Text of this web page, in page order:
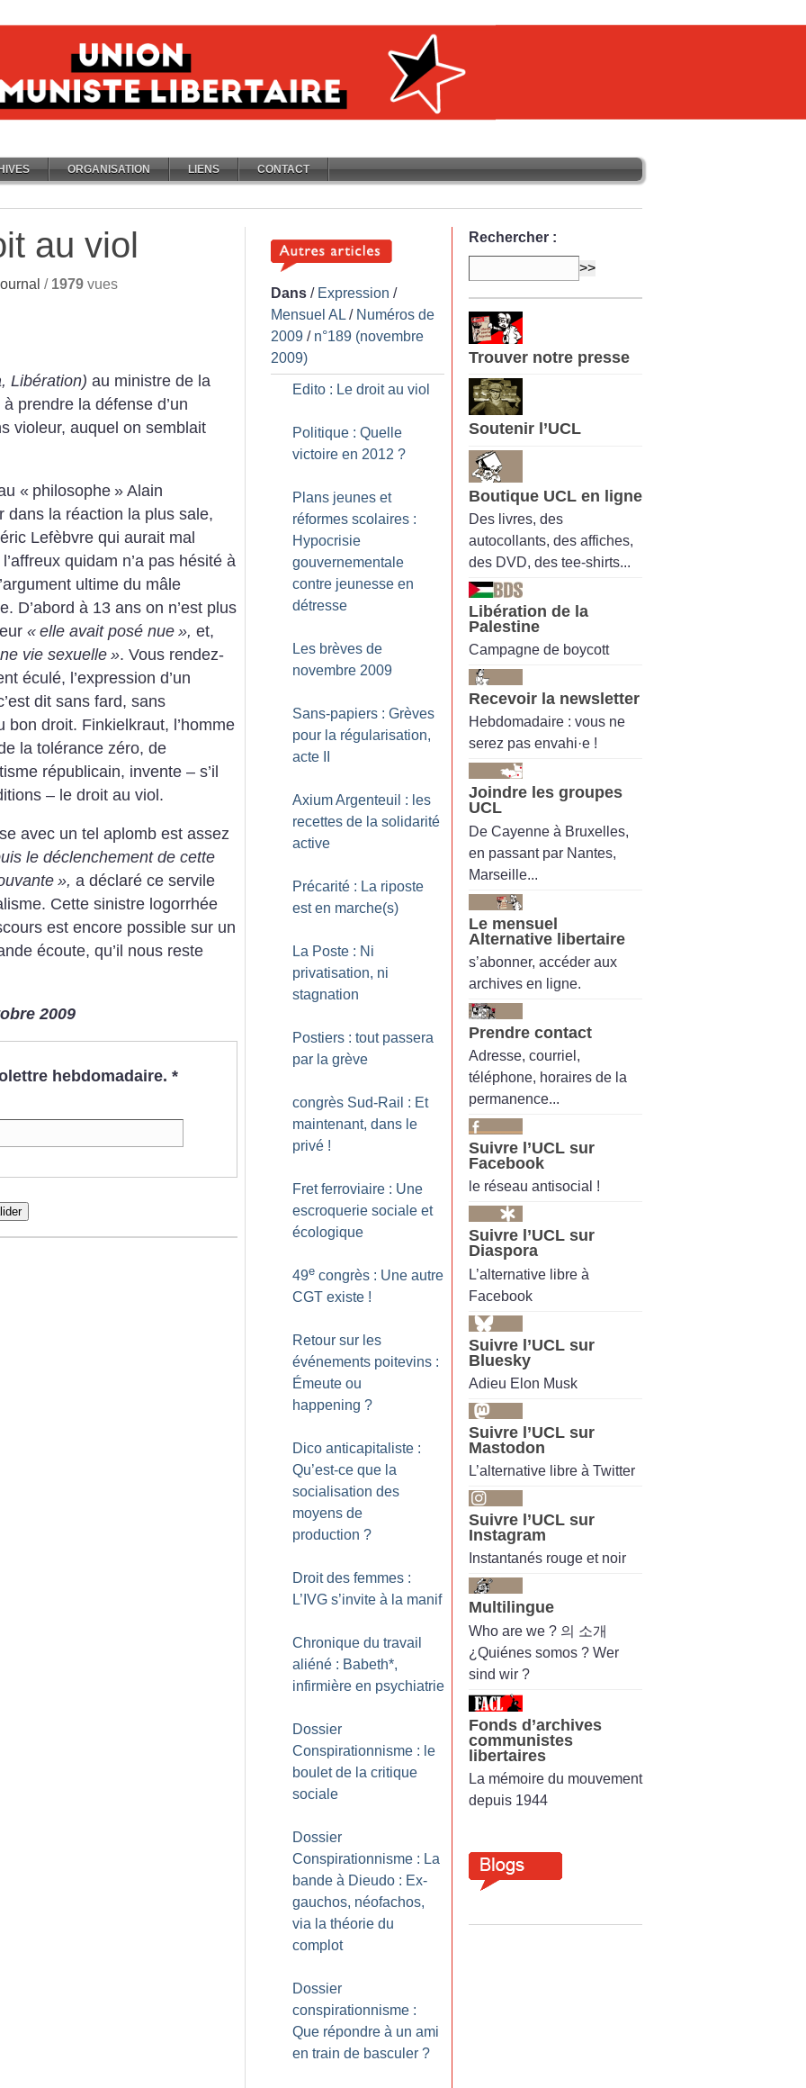
ORGANISATION LIENS CONTACT
au viol
/ 1979 vues
Libération) au ministre de la
prendre la défense d’un
violeur, auquel on semblait
« philosophe » Alain
dans la réaction la plus sale,
Lefèbvre qui aurait mal
quidam n’a pas hésité à
ultime du mâle
D’abord à 13 ans on n’est plus
« elle avait posé nue », et,
vie sexuelle ». Vous rendez-
éculé, l’expression d’un
dit sans fard, sans
bon droit. Finkielkraut, l’homme
la tolérance zéro, de
républicain, invente – s’il
– le droit au viol.
avec un tel aplomb est assez
le déclenchement de cette
», a déclaré ce servile
Cette sinistre logorrhée
est encore possible sur un
écoute, qu’il nous reste
2009
hebdomadaire. *
Dans / Expression /
Mensuel AL / Numéros de
2009 / n°189 (novembre
2009)
Edito : Le droit au viol
Politique : Quelle
victoire en 2012 ?
Plans jeunes et
réformes scolaires :
Hypocrisie
gouvernementale
contre jeunesse en
détresse
Les brèves de
novembre 2009
Sans-papiers : Grèves
pour la régularisation,
acte II
Axium Argenteuil : les
recettes de la solidarité
active
Précarité : La riposte
est en marche(s)
La Poste : Ni
privatisation, ni
stagnation
Postiers : tout passera
par la grève
congrès Sud-Rail : Et
maintenant, dans le
privé !
Fret ferroviaire : Une
escroquerie sociale et
écologique
49e congrès : Une autre
CGT existe !
Retour sur les
événements poitevins :
Émeute ou
happening ?
Dico anticapitaliste :
Qu’est-ce que la
socialisation des
moyens de
production ?
Droit des femmes :
L’IVG s’invite à la manif
Chronique du travail
aliéné : Babeth*,
infirmière en psychiatrie
Dossier
Conspirationnisme : le
boulet de la critique
sociale
Dossier
Conspirationnisme : La
bande à Dieudo : Ex-
gauchos, néofachos,
via la théorie du
complot
Dossier
conspirationnisme :
Que répondre à un ami
en train de basculer ?
Rechercher :
Trouver notre presse
Soutenir l’UCL
Boutique UCL en ligne
Des livres, des
autocollants, des affiches,
des DVD, des tee-shirts...
Libération de la
Palestine
Campagne de boycott
Recevoir la newsletter
Hebdomadaire : vous ne
serez pas envahi·e !
Joindre les groupes
UCL
De Cayenne à Bruxelles,
en passant par Nantes,
Marseille...
Le mensuel
Alternative libertaire
s’abonner, accéder aux
archives en ligne.
Prendre contact
Adresse, courriel,
téléphone, horaires de la
permanence...
Suivre l’UCL sur
Facebook
le réseau antisocial !
Suivre l’UCL sur
Diaspora
L’alternative libre à
Facebook
Suivre l’UCL sur
Bluesky
Adieu Elon Musk
Suivre l’UCL sur
Mastodon
L’alternative libre à Twitter
Suivre l’UCL sur
Instagram
Instantanés rouge et noir
Multilingue
Who are we ? 의 소개
¿Quiénes somos ? Wer
sind wir ?
Fonds d’archives
communistes
libertaires
La mémoire du mouvement
depuis 1944